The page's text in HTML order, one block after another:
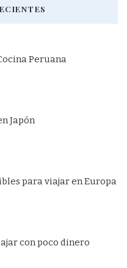
Peruana
Japón
para viajar en Europa
con poco dinero